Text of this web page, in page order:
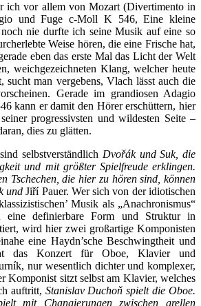
ich vor allem von Mozart (Divertimento in
und Fuge c-Moll K 546, Eine kleine
nie durfte ich seine Musik auf eine so
Weise hören, die eine Frische hat,
eben das erste Mal das Licht der Welt
weichgezeichneten Klang, welcher heute
sucht man vergebens, Vlach lässt auch die
Gerade im grandiosen Adagio
kann er damit den Hörer erschüttern, hier
progressivsten und wildesten Seite –
dies zu glätten.
selbstverständlich Dvořák und Suk, die
und mit größter Spielfreude erklingen.
Tschechen, die hier zu hören sind, können
undJiří Pauer. Wer sich von der idiotischen
Musik als „Anachronismus“
eine definierbare Form und Struktur in
wird hier zwei großartige Komponisten
eine Haydn’sche Beschwingtheit und
das Konzert für Oboe, Klavier und
nur wesentlich dichter und komplexer,
Komponist sitzt selbst am Klavier, welches
auftritt, Stanislav Duchoň spielt die Oboe.
mit Changierungen zwischen grellen